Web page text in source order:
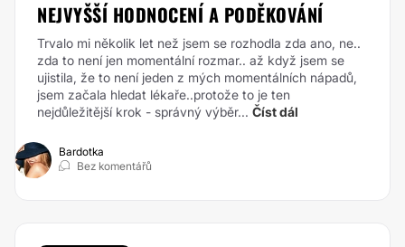
NEJVYŠŠÍ HODNOCENÍ A PODĚKOVÁNÍ
Trvalo mi několik let než jsem se rozhodla zda ano, ne..
zda to není jen momentální rozmar.. až když jsem se
ujistila, že to není jeden z mých momentálních nápadů,
jsem začala hledat lékaře..protože to je ten
nejdůležitější krok - správný výběr... Číst dál
Bardotka
Bez komentářů